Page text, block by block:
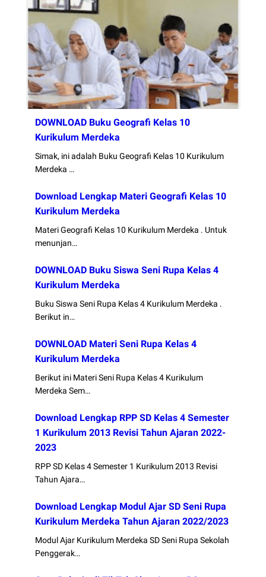
DOWNLOAD Buku Geografi Kelas 10
Kurikulum Merdeka
Simak, ini adalah Buku Geografi Kelas 10 Kurikulum
Merdeka …
Download Lengkap Materi Geografi Kelas 10
Kurikulum Merdeka
Materi Geografi Kelas 10 Kurikulum Merdeka . Untuk
menunjan…
DOWNLOAD Buku Siswa Seni Rupa Kelas 4
Kurikulum Merdeka
Buku Siswa Seni Rupa Kelas 4 Kurikulum Merdeka .
Berikut in…
DOWNLOAD Materi Seni Rupa Kelas 4
Kurikulum Merdeka
Berikut ini Materi Seni Rupa Kelas 4 Kurikulum
Merdeka Sem…
Download Lengkap RPP SD Kelas 4 Semester
1 Kurikulum 2013 Revisi Tahun Ajaran 2022-
2023
RPP SD Kelas 4 Semester 1 Kurikulum 2013 Revisi
Tahun Ajara…
Download Lengkap Modul Ajar SD Seni Rupa
Kurikulum Merdeka Tahun Ajaran 2022/2023
Modul Ajar Kurikulum Merdeka SD Seni Rupa Sekolah
Penggerak…